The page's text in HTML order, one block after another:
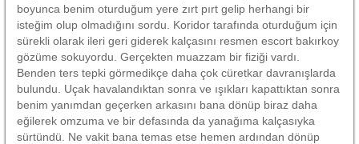
boyunca benim oturduğum yere zırt pırt gelip herhangi bir
isteğim olup olmadığını sordu. Koridor tarafında oturduğum için
sürekli olarak ileri geri giderek kalçasını resmen escort bakırkoy
gözüme sokuyordu. Gerçekten muazzam bir fiziği vardı.
Benden ters tepki görmedikçe daha çok cüretkar davranışlarda
bulundu. Uçak havalandıktan sonra ve ışıkları kapattıktan sonra
benim yanımdan geçerken arkasını bana dönüp biraz daha
eğilerek omzuma ve bir defasında da yanağıma kalçasıyka
sürtündü. Ne vakit bana temas etse hemen ardından dönüp